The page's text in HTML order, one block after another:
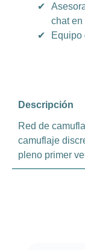
✔
chat en
✔
Equipo
Descripción
Red de
camuflaje
pleno primer